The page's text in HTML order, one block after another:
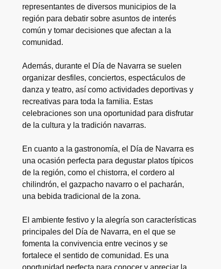
representantes de diversos municipios de la
región para debatir sobre asuntos de interés
común y tomar decisiones que afectan a la
comunidad.
Además, durante el Día de Navarra se suelen
organizar desfiles, conciertos, espectáculos de
danza y teatro, así como actividades deportivas y
recreativas para toda la familia. Estas
celebraciones son una oportunidad para disfrutar
de la cultura y la tradición navarras.
En cuanto a la gastronomía, el Día de Navarra es
una ocasión perfecta para degustar platos típicos
de la región, como el chistorra, el cordero al
chilindrón, el gazpacho navarro o el pacharán,
una bebida tradicional de la zona.
El ambiente festivo y la alegría son características
principales del Día de Navarra, en el que se
fomenta la convivencia entre vecinos y se
fortalece el sentido de comunidad. Es una